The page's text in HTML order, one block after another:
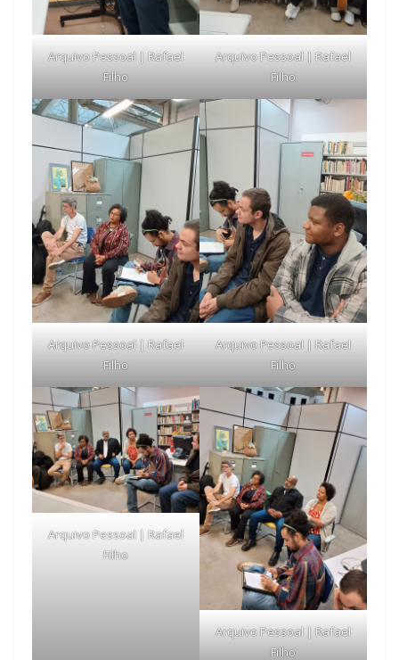
Arquivo Pessoal | Rafael
Filho
Arquivo Pessoal | Rafael
Filho
Arquivo Pessoal | Rafael
Filho
Arquivo Pessoal | Rafael
Filho
Arquivo Pessoal | Rafael
Filho
Arquivo Pessoal | Rafael
Filho